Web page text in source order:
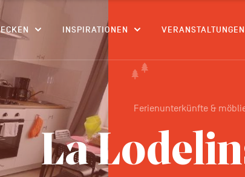
INSPIRATIONEN VERANSTALTUNGEN
Ferienunterkünfte &
La